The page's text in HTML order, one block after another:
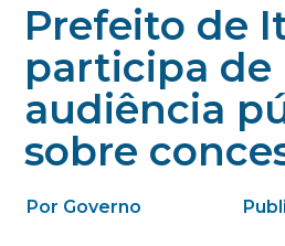
Prefeito de
participa de
audiência
sobre
Por Governo